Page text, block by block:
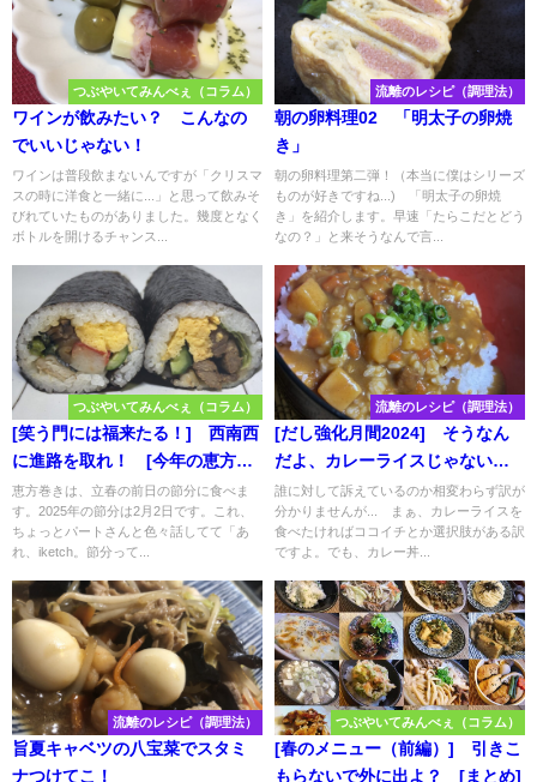
つぶやいてみんべぇ（コラム）
ワインが飲みたい？ こんなの
でいいじゃない！
ワインは普段飲まないんですが「クリスマ
スの時に洋食と一緒に...」と思って飲みそ
びれていたものがありました。幾度となく
ボトルを開けるチャンス...
流離のレシピ（調理法）
朝の卵料理02 「明太子の卵焼
き」
朝の卵料理第二弾！（本当に僕はシリーズ
ものが好きですね...) 「明太子の卵焼
き」を紹介します。早速「たらこだとどう
なの？」と来そうなんで言...
つぶやいてみんべぇ（コラム）
[笑う門には福来たる！] 西南西
に進路を取れ！ [今年の恵方
は...]
恵方巻きは、立春の前日の節分に食べま
す。2025年の節分は2月2日です。これ、
ちょっとパートさんと色々話してて「あ
れ、iketch。節分って...
流離のレシピ（調理法）
[だし強化月間2024] そうなん
だよ、カレーライスじゃない、
カレー丼なんだよ！
誰に対して訴えているのか相変わらず訳が
分かりませんが... まぁ、カレーライスを
食べたければココイチとか選択肢がある訳
ですよ。でも、カレー丼...
流離のレシピ（調理法）
旨夏キャベツの八宝菜でスタミ
ナつけてこ！
つぶやいてみんべぇ（コラム）
[春のメニュー（前編）] 引きこ
もらないで外に出よ？ [まとめ]